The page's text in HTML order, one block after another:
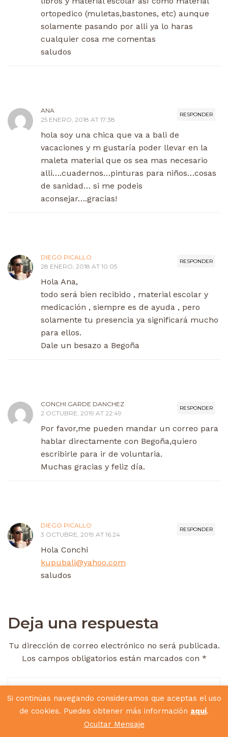
ortopedico (muletas,bastones, etc) aunque
solamente pasando por alli ya lo haras
cualquier cosa me comentas
saludos
RESPONDER
ANA
25 ENERO, 2018 AT 17:38
hola soy una chica que va a bali de
vacaciones y m gustaría poder llevar en la
maleta material que os sea mas necesario
alli….cuadernos…pinturas para niños…cosas
de sanidad… si me podeis
aconsejar….gracias!
RESPONDER
DIEGO PICALLO
28 ENERO, 2018 AT 10:05
Hola Ana,
todo será bien recibido , material escolar y
medicación , siempre es de ayuda , pero
solamente tu presencia ya significará mucho
para ellos.
Dale un besazo a Begoña
RESPONDER
CONCHI GARDE DANCHEZ
2 OCTUBRE, 2019 AT 22:49
Por favor,me pueden mandar un correo para
hablar directamente con Begoña,quiero
escribirle para ir de voluntaria.
Muchas gracias y feliz día.
RESPONDER
DIEGO PICALLO
3 OCTUBRE, 2019 AT 16:24
Hola Conchi
kupubali@yahoo.com
saludos
Deja una respuesta
Tu dirección de correo electrónico no será publicada.
Los campos obligatorios están marcados con *
Si continúas navegando consideramos que aceptas el uso
de cookies. Puedes obtener más información aquí.
Ocultar Mensaje